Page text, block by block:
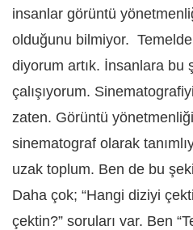
insanlar görüntü
olduğunu bilmiyor. Temelde
diyorum artık. İnsanlara bu
çalışıyorum.
zaten. Görüntü
sinematograf olarak
uzak toplum. Ben de bu
Daha çok; “Hangi diziyi
çektin?” soruları var. Ben